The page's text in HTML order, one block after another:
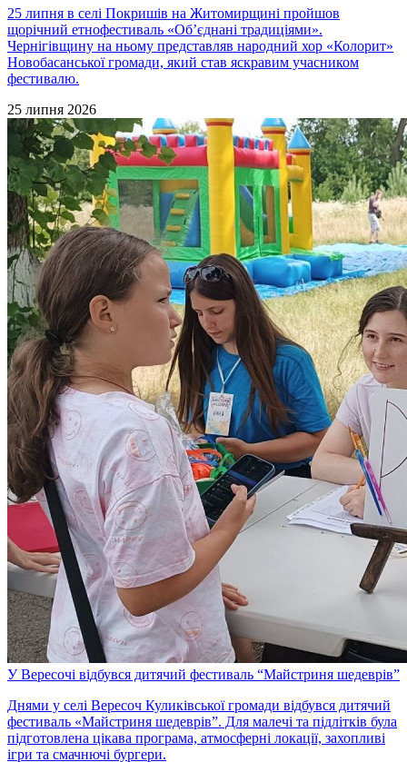
25 липня в селі Покришів на Житомирщині пройшов
щорічний етнофестиваль «Об’єднані традиціями».
Чернігівщину на ньому представляв народний хор «Колорит»
Новобасанської громади, який став яскравим учасником
фестивалю.
25 липня 2026
У Вересочі відбувся дитячий фестиваль “Майстриня шедеврів”
Днями у селі Вересоч Куликівської громади відбувся дитячий
фестиваль «Майстриня шедеврів”. Для малечі та підлітків була
підготовлена цікава програма, атмосферні локації, захопливі
ігри та смачнючі бургери.